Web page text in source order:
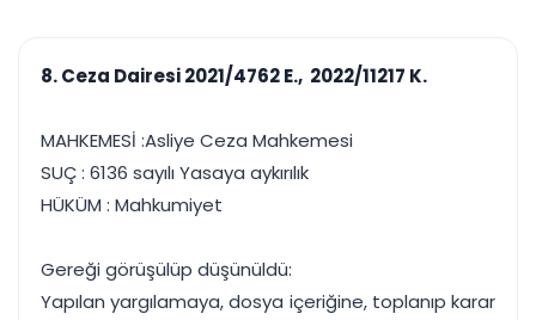
Duruşma ve görev
takvimi
Bildirim
Süreleri asla kaçırmayın
takibi
Tek panelde uçtan uca yönetim
Tüm özellikleri inceleyin
8. Ceza Dairesi 2021/4762 E., 2022/11217 K.
MAHKEMESİ :Asliye Ceza Mahkemesi
SUÇ : 6136 sayılı Yasaya aykırılık
HÜKÜM : Mahkumiyet
Gereği görüşülüp düşünüldü:
Yapılan yargılamaya, dosya içeriğine, toplanıp karar